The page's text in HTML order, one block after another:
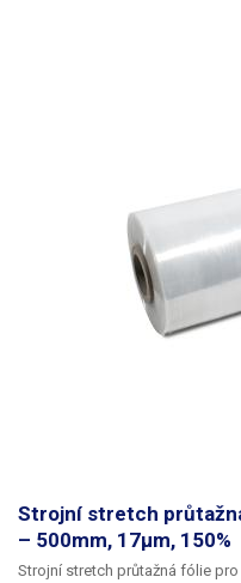
Strojní stretch
– 500mm, 17µm, 150%
Strojní stretch průtažná fólie